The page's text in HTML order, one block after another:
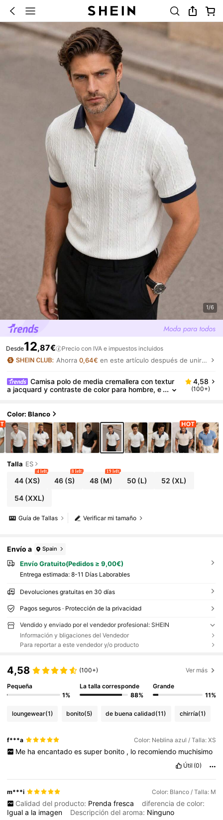
1/6
Desde12,87€ Precio con IVA e impuestos incluidos
Ahorra0,64€ en este artículo después de unirte.
Camisa polo de media cremallera con textur
a jacquard y contraste de color para hombre, e
4,58
(100+)
Color: Blanco
Talla ES
44(XS)
4 left
46 (S)
8 left
48(M)
19 left
50(L) 52 (XL)
54(XXL)
Verificar mi tamaño
Guía de Tallas
Envío a Spain
Envío Gratuito(Pedidos ≥ 9,00€)
Entrega estimada: 8-11 Días Laborables
Devoluciones gratuitas en 30 días
Pagos seguros · Protección de la privacidad
Vendido y enviado por el vendedor profesional: SHEIN
Información y bligaciones del Vendedor
Para reportar a este vendedor y/o producto
4,58 (100+) Ver más
Pequeña
1%
La talla corresponde
88%
Grande
11%
loungewear(1) bonito(5) de buena calidad(11) chirría(1)
f***a Color: Neblina azul / Talla: XS
Me ha encantado es super bonito , lo recomiendo muchisimo
Útil (0)
m***i Color: Blanco / Talla: M
Calidad del producto: Prenda fresca
diferencia de color:
Iguala la imagen Descripción del aroma: Ninguno